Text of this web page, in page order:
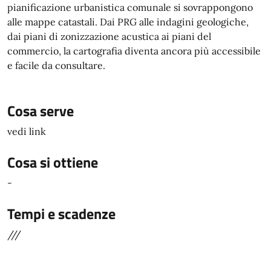
pianificazione urbanistica comunale si sovrappongono
alle mappe catastali. Dai PRG alle indagini geologiche,
dai piani di zonizzazione acustica ai piani del
commercio, la cartografia diventa ancora più accessibile
e facile da consultare.
Cosa serve
vedi link
Cosa si ottiene
-
Tempi e scadenze
///